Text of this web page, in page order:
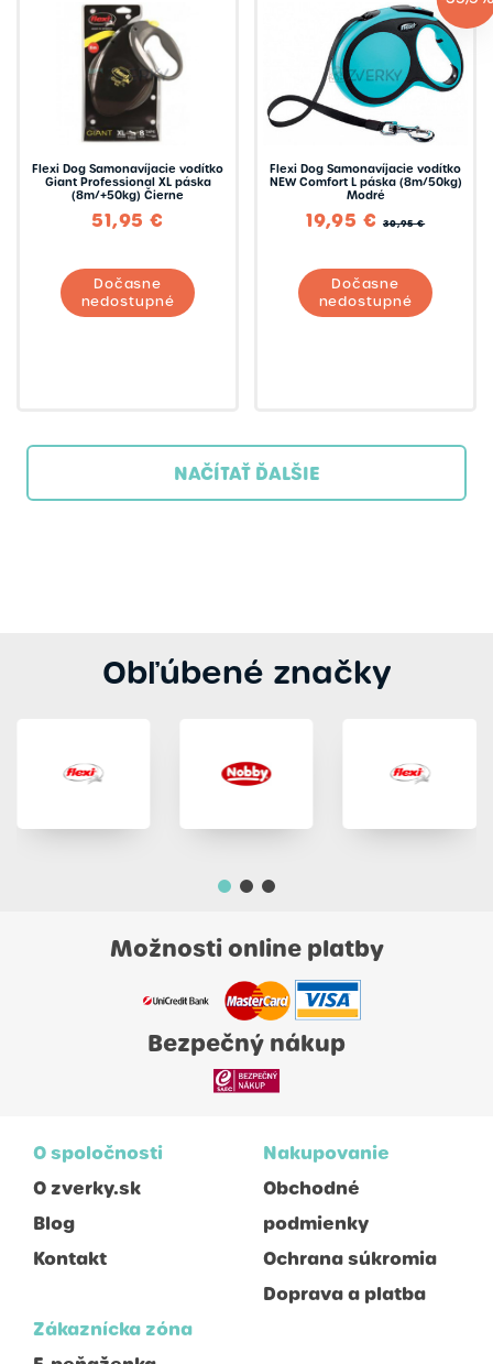
Flexi Dog Samonavíjacie vodítko
Giant Professional XL páska
(8m/+50kg) Čierne
51,95 €
Dočasne
nedostupné
Flexi Dog Samonavíjacie vodítko
NEW Comfort L páska (8m/50kg)
Modré
19,95 € 30,95 €
Dočasne
nedostupné
NAČÍTAŤ ĎALŠIE
Obľúbené značky
Možnosti online platby
Bezpečný nákup
O spoločnosti
O zverky.sk
Blog
Kontakt
Nakupovanie
Obchodné
podmienky
Ochrana súkromia
Doprava a platba
Zákaznícka zóna